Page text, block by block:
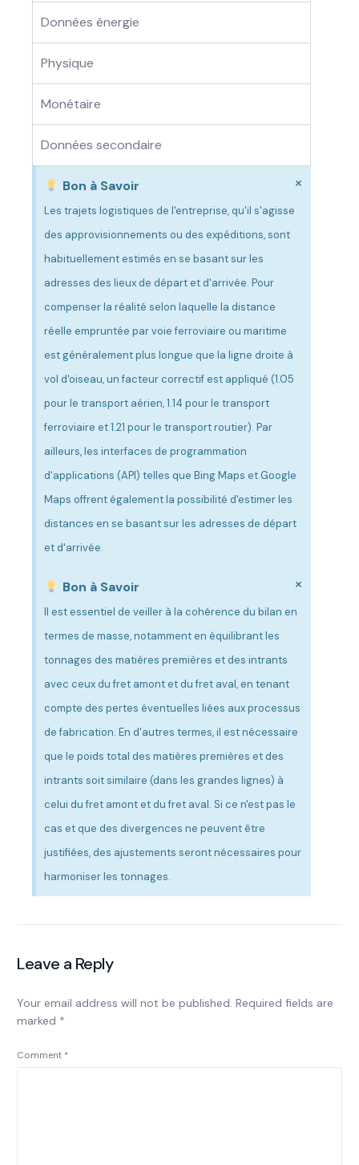
Données énergie
Physique
Monétaire
Données secondaire
Bon à Savoir
Les trajets logistiques de l'entreprise, qu'il s'agisse
des approvisionnements ou des expéditions, sont
habituellement estimés en se basant sur les
adresses des lieux de départ et d'arrivée. Pour
compenser la réalité selon laquelle la distance
réelle empruntée par voie ferroviaire ou maritime
est généralement plus longue que la ligne droite à
vol d'oiseau, un facteur correctif est appliqué (1.05
pour le transport aérien, 1.14 pour le transport
ferroviaire et 1.21 pour le transport routier). Par
ailleurs, les interfaces de programmation
d'applications (API) telles que Bing Maps et Google
Maps offrent également la possibilité d'estimer les
distances en se basant sur les adresses de départ
et d'arrivée.
×
Bon à Savoir
Il est essentiel de veiller à la cohérence du bilan en
termes de masse, notamment en équilibrant les
tonnages des matières premières et des intrants
avec ceux du fret amont et du fret aval, en tenant
compte des pertes éventuelles liées aux processus
de fabrication. En d'autres termes, il est nécessaire
que le poids total des matières premières et des
intrants soit similaire (dans les grandes lignes) à
celui du fret amont et du fret aval. Si ce n'est pas le
cas et que des divergences ne peuvent être
justifiées, des ajustements seront nécessaires pour
harmoniser les tonnages.
×
Leave a Reply
Your email address will not be published. Required fields are
marked *
Comment *